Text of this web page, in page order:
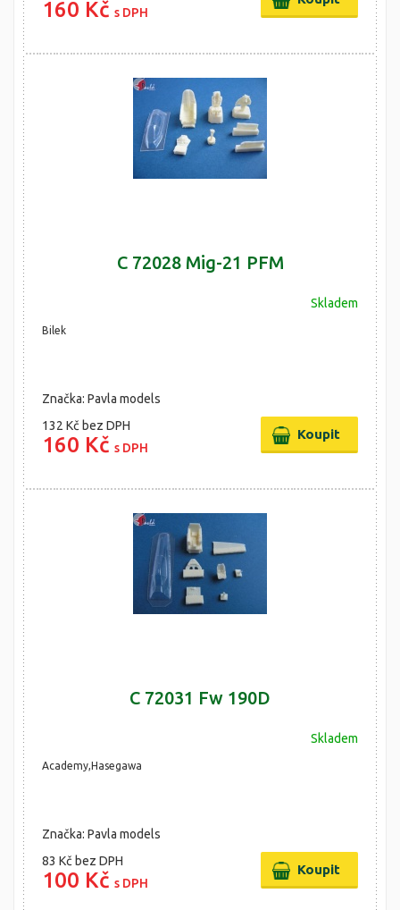
160 Kč s DPH
C 72028 Mig-21 PFM
Skladem
Bilek
Značka: Pavla models
132 Kč bez DPH
160 Kč s DPH
C 72031 Fw 190D
Skladem
Academy,Hasegawa
Značka: Pavla models
83 Kč bez DPH
100 Kč s DPH